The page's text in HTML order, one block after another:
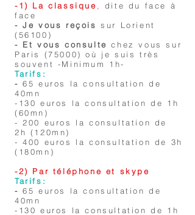
-1) La classique
dite du face à
face
- Je vous reçois sur Lorient
(56100)
- Et vous consultechez vous sur
Paris (75000) où je suis très
souvent -Minimum 1h-
Tarifs:
-65 euros la consultation de
40mn
-130 euros la consultation de 1h
(60mn)
- 200 euros la consultation de
2h (120mn)
- 400 euros la consultation de 3h
(180mn)
-2) Par téléphone et skype
Tarifs:
-65 euros la consultation de
40mn
-130 euros la consultation de 1h